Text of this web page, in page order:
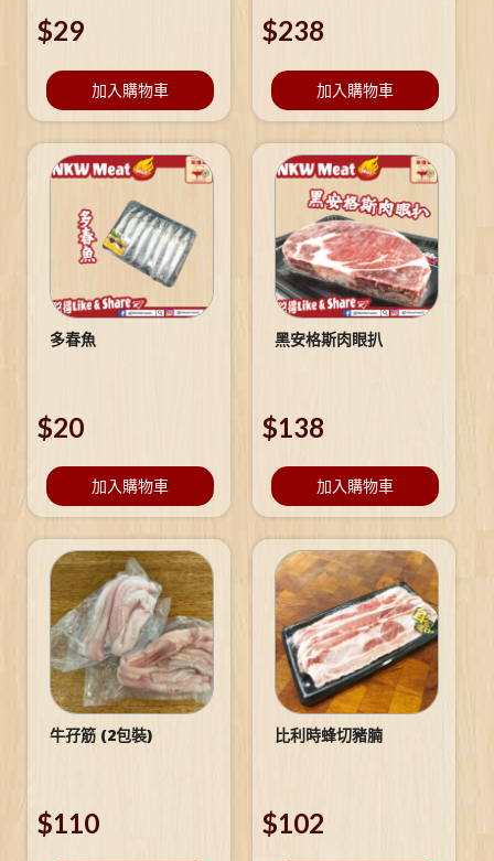
$29
加入購物車
$238
加入購物車
多春魚
$20
加入購物車
黑安格斯肉眼扒
$138
加入購物車
牛孖筋 (2包裝)
$110
比利時蜂切豬腩
$102